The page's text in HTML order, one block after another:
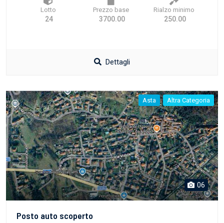
Lotto
24
Prezzo base
3700.00
Rialzo minimo
250.00
Dettagli
Asta Altra Categoria
06
Posto auto scoperto